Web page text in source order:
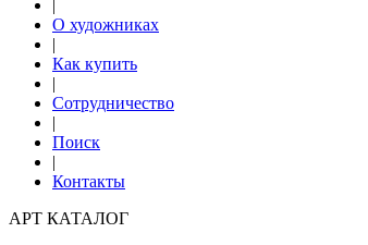
|
О художниках
|
Как купить
|
Сотрудничество
|
Поиск
|
Контакты
АРТ КАТАЛОГ